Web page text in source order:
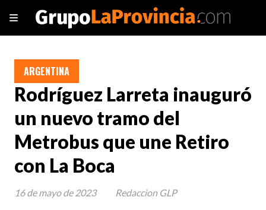
Rodríguez Larreta inauguró
un nuevo tramo del
Metrobus que une Retiro
con La Boca
ARGENTINA
16 de mayo de 2023 Redaccion GLP